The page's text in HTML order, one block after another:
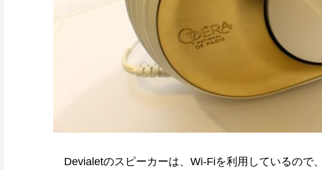
Devialetのスピーカーは、Wi-Fiを利用しているので